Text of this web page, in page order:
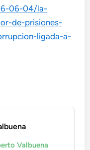
06-04/la-
de-prisiones-
ligada-a-
Valbuena